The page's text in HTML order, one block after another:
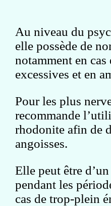
Au niveau du
elle possède de
notamment en cas
excessives et en
Pour les plus
recommande
rhodonite afin de
angoisses.
Elle peut être
pendant les
cas de trop-plein